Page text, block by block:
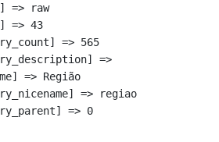
=> raw
=> 43
=> 565
=>
=> Região
=> regiao
=> 0